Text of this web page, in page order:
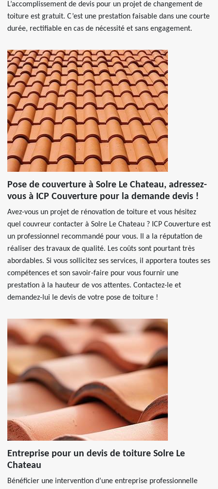
L’accomplissement de devis pour un projet de changement de
toiture est gratuit. C’est une prestation faisable dans une courte
durée, rectifiable en cas de nécessité et sans engagement.
Pose de couverture à Solre Le Chateau, adressez-
vous à ICP Couverture pour la demande devis !
Avez-vous un projet de rénovation de toiture et vous hésitez
quel couvreur contacter à Solre Le Chateau ? ICP Couverture est
un professionnel recommandé pour vous. Il a la réputation de
réaliser des travaux de qualité. Les coûts sont pourtant très
abordables. Si vous sollicitez ses services, il apportera toutes ses
compétences et son savoir-faire pour vous fournir une
prestation à la hauteur de vos attentes. Contactez-le et
demandez-lui le devis de votre pose de toiture !
Entreprise pour un devis de toiture Solre Le
Chateau
Bénéficier une intervention d’une entreprise professionnelle